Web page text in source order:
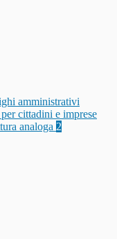
amministrativi
cittadini e imprese
analoga 2